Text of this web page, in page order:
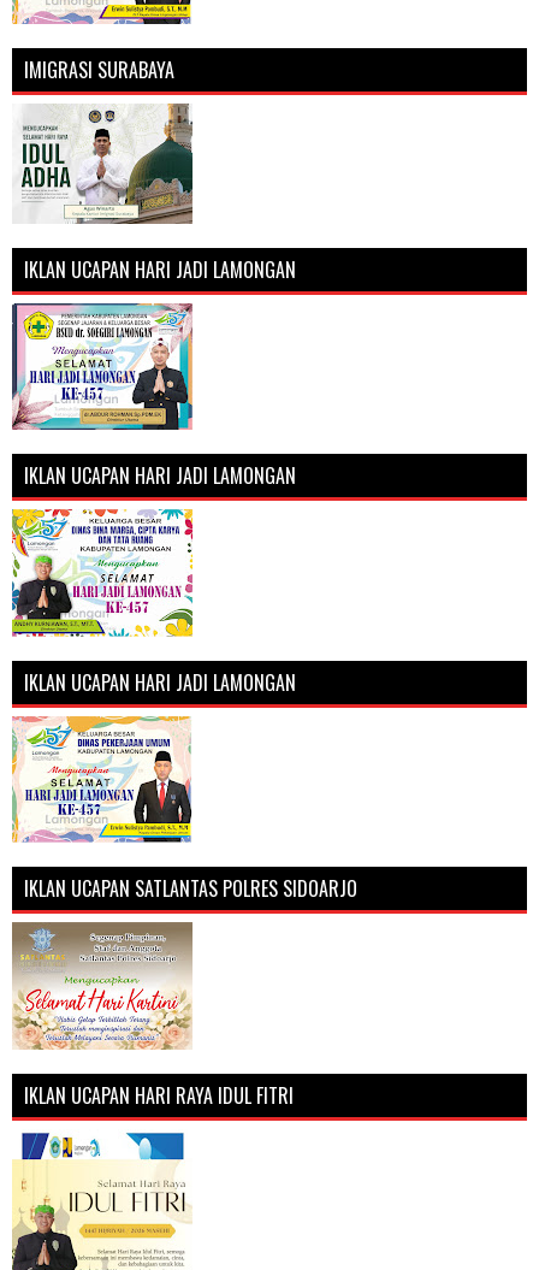
IMIGRASI SURABAYA
IKLAN UCAPAN HARI JADI LAMONGAN
IKLAN UCAPAN HARI JADI LAMONGAN
IKLAN UCAPAN HARI JADI LAMONGAN
IKLAN UCAPAN SATLANTAS POLRES SIDOARJO
IKLAN UCAPAN HARI RAYA IDUL FITRI